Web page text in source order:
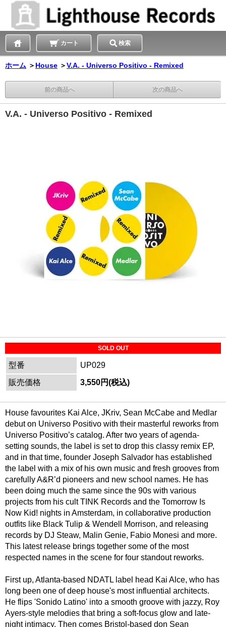
カート 検索
ホーム ＞ House ＞V.A. - Universo Positivo - Remixed
前の商品へ 次の商品へ
V.A. - Universo Positivo - Remixed
SOLD OUT
型番
UP029
販売価格
3,550円(税込)
House favourites Kai Alce, JKriv, Sean McCabe and Medlar
debut on Universo Positivo with their masterful reworks from
Universo Positivo’s catalog. After two years of agenda-
setting sounds, the label is set to drop this classy remix EP,
and in that time, founder Joseph Salvador has established
the label with a mix of his own music and fresh grooves from
carefully A&R’d pioneers and new school names. He has
been doing much the same since the 90s with various
projects from his cult TINK Records and the Tomorrow Is
Now Kid! nights in Amsterdam, in collaborative production
outfits like Black Tulip & Wendell Morrison, and releasing
records by DJ Steaw, Malin Genie, Fabio Monesi and more.
This latest release brings together some of the most
respected names in the scene for four standout reworks.
First up, Atlanta-based NDATL label head Kai Alce, who has
long been one of deep house's most influential architects.
He flips 'Sonido Latino' into a smooth groove with jazzy, Roy
Ayers-style melodies that bring a soft-focus glow and late-
night intimacy. Then comes Bristol-based don Sean